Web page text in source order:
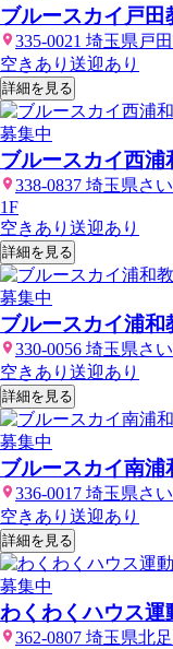
ブルースカイ戸田
335-0021 埼玉県戸
空きあり 送迎あり
詳細を見る
募集中
ブルースカイ西浦
338-0837 埼玉県さ
1F
空きあり 送迎あり
詳細を見る
募集中
ブルースカイ浦和
330-0056 埼玉県さ
空きあり 送迎あり
詳細を見る
募集中
ブルースカイ南浦
336-0017 埼玉県さ
空きあり 送迎あり
詳細を見る
募集中
わくわくハウス運
362-0807 埼玉県北